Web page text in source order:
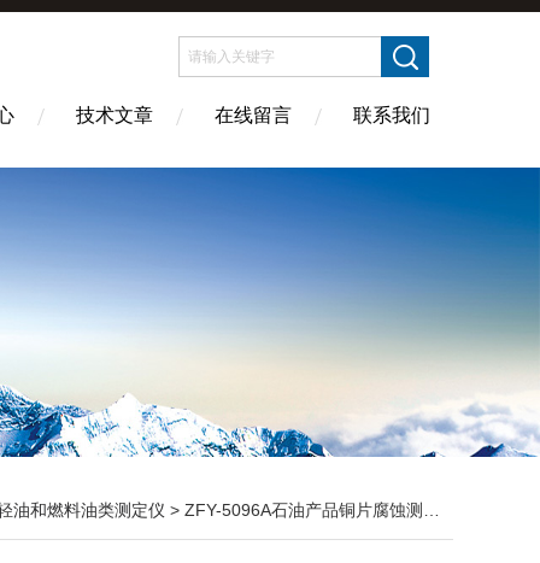
技术文章 在线留言 联系我们
油和燃料油类测定仪 > ZFY-5096A石油产品铜片腐蚀测定仪